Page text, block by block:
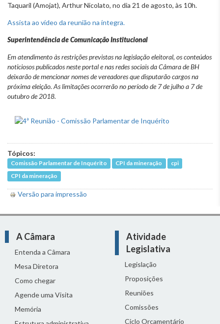
Taquaril (Amojat), Arthur Nicolato, no dia 21 de agosto, às 10h.
Assista ao vídeo da reunião na íntegra.
Superintendência de Comunicação Institucional
Em atendimento às restrições previstas na legislação eleitoral, os conteúdos
noticiosos publicados neste portal e nas redes sociais da Câmara de BH
deixarão de mencionar nomes de vereadores que disputarão cargos na
próxima eleição. As limitações ocorrerão no período de 7 de julho a 7 de
outubro de 2018.
Tópicos:
Comissão Parlamentar de Inquérito CPI da mineração
cpi
CPI da mineração
Versão para impressão
A Câmara
Entenda a Câmara
Mesa Diretora
Como chegar
Agende uma Visita
Memória
Atividade
Legislativa
Legislação
Proposições
Reuniões
Comissões
Ciclo Orçamentário